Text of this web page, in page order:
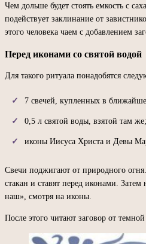
Чем дольше будет стоять емкость с
подействует заклинание от
этого человека чаем с добавлением
Перед иконами со святой водой
Для такого ритуала понадобятся
7 свечей, купленных в
0,5 л святой воды, взятой там же;
иконы Иисуса Христа и Девы
Свечи поджигают от природного
стакан и ставят перед иконами. Затем
наш», смотря на иконы.
После этого читают заговор от темной